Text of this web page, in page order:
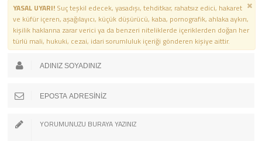
YASAL UYARI! Suç teşkil edecek, yasadışı, tehditkar, rahatsız edici, hakaret
ve küfür içeren, aşağılayıcı, küçük düşürücü, kaba, pornografik, ahlaka aykırı,
kişilik haklarına zarar verici ya da benzeri niteliklerde içeriklerden doğan her
türlü mali, hukuki, cezai, idari sorumluluk içeriği gönderen kişiye aittir.